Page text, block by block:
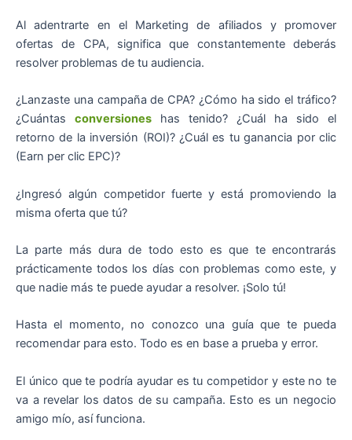
Al adentrarte en el Marketing de afiliados y promover
ofertas de CPA, significa que constantemente deberás
resolver problemas de tu audiencia.
¿Lanzaste una campaña de CPA? ¿Cómo ha sido el tráfico?
¿Cuántas conversiones has tenido? ¿Cuál ha sido el
retorno de la inversión (ROI)? ¿Cuál es tu ganancia por clic
(Earn per clic EPC)?
¿Ingresó algún competidor fuerte y está promoviendo la
misma oferta que tú?
La parte más dura de todo esto es que te encontrarás
prácticamente todos los días con problemas como este, y
que nadie más te puede ayudar a resolver. ¡Solo tú!
Hasta el momento, no conozco una guía que te pueda
recomendar para esto. Todo es en base a prueba y error.
El único que te podría ayudar es tu competidor y este no te
va a revelar los datos de su campaña. Esto es un negocio
amigo mío, así funciona.